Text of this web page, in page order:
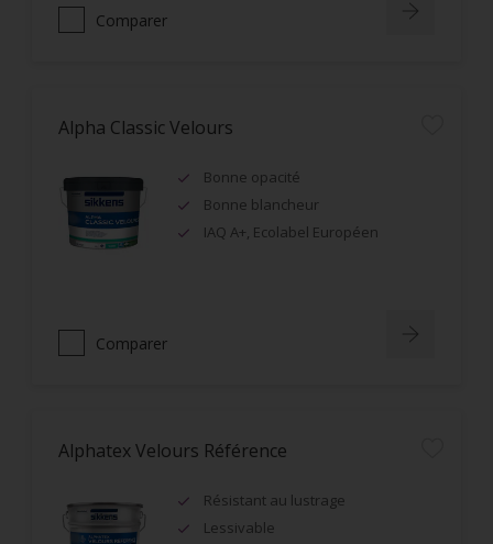
Comparer
Alpha Classic Velours
Bonne opacité
Bonne blancheur
IAQ A+, Ecolabel Européen
Comparer
Alphatex Velours Référence
Résistant au lustrage
Lessivable